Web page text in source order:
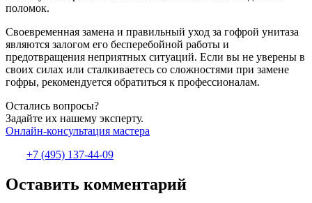
поломок.
Своевременная замена и правильный уход за гофрой унитаза
являются залогом его бесперебойной работы и
предотвращения неприятных ситуаций. Если вы не уверены в
своих силах или сталкиваетесь со сложностями при замене
гофры, рекомендуется обратиться к профессионалам.
Остались вопросы?
Задайте их нашему эксперту.
Онлайн-консультация мастера
+7 (495) 137-44-09
Оставить комментарий